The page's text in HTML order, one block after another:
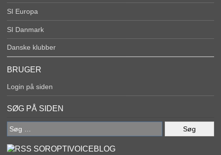
SI Europa
SI Danmark
Danske klubber
BRUGER
Login på siden
SØG PÅ SIDEN
Søg
efter:
SOROPTIVOICEBLOG